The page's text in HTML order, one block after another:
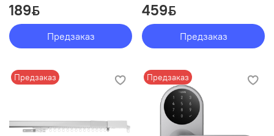
189ƃ
Предзаказ
459ƃ
Предзаказ
Предзаказ Предзаказ